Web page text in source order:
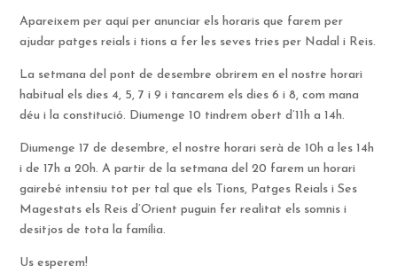
Apareixem per aquí per anunciar els horaris que farem per
ajudar patges reials i tions a fer les seves tries per Nadal i Reis.
La setmana del pont de desembre obrirem en el nostre horari
habitual els dies 4, 5, 7 i 9 i tancarem els dies 6 i 8, com mana
déu i la constitució. Diumenge 10 tindrem obert d’11h a 14h.
Diumenge 17 de desembre, el nostre horari serà de 10h a les 14h
i de 17h a 20h. A partir de la setmana del 20 farem un horari
gairebé intensiu tot per tal que els Tions, Patges Reials i Ses
Magestats els Reis d’Orient puguin fer realitat els somnis i
desitjos de tota la família.
Us esperem!